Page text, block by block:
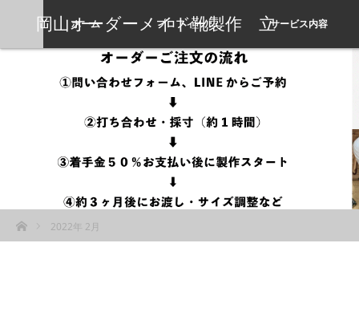
岡山オーダーメイド靴製作 立
岡靴工房
ホーム プロフィール サービス内容
2022年 2月